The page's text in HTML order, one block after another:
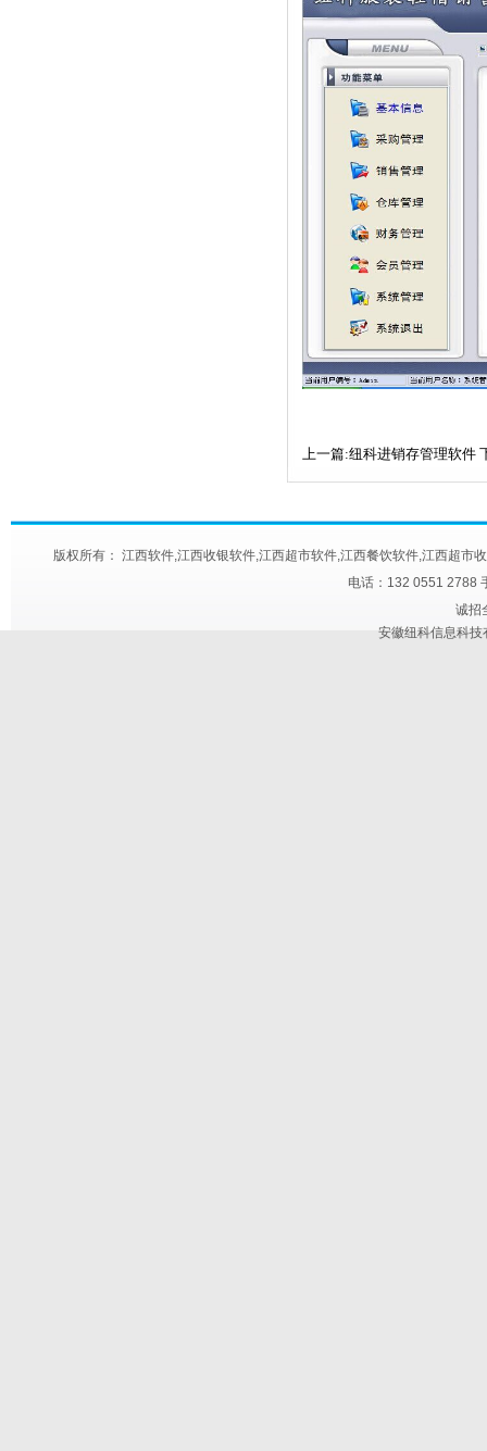
上一篇:纽科进销存管理软件
版权所有： 江西软件,江西收银软件,江西超市软件,江西餐饮软件,江西超
电话：132 0551 2788
诚招
安徽纽科信息科